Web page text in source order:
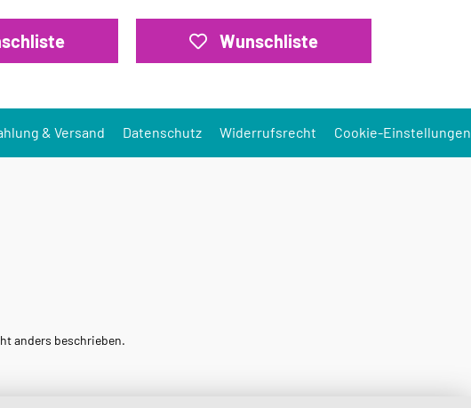
Wunschliste
& Versand Datenschutz Widerrufsrecht Cookie-Einstellungen
anders beschrieben.